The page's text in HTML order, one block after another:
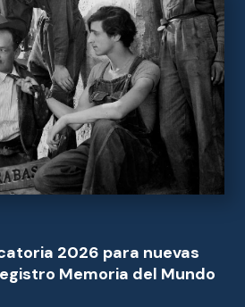
2026 para nuevas
Memoria del Mundo